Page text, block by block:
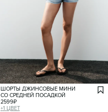
ШОРТЫ ДЖИНСОВЫЕ МИНИ
СО СРЕДНЕЙ ПОСАДКОЙ
2599₽
+1 ЦВЕТ